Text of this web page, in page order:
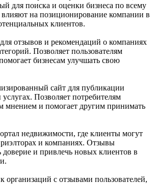
для поиска и оценки бизнеса по всему
на позиционирование компании в
клиентов.
отзывов и рекомендаций о компаниях
Позволяет пользователям
бизнесам улучшать свою
сайт для публикации
Позволяет потребителям
мнением и помогает другим принимать
недвижимости, где клиенты могут
риэлторах и компаниях. Отзывы
и привлечь новых клиентов в
с отзывами пользователей,